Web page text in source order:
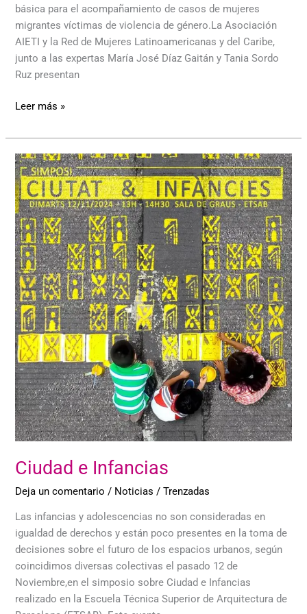
básica para el acompañamiento de casos de mujeres
migrantes víctimas de violencia de género.La Asociación
AIETI y la Red de Mujeres Latinoamericanas y del Caribe,
junto a las expertas María José Díaz Gaitán y Tania Sordo
Ruz presentan
Leer más »
Ciudad e Infancias
Deja un comentario / Noticias /Trenzadas
Las infancias y adolescencias no son consideradas en
igualdad de derechos y están poco presentes en la toma de
decisiones sobre el futuro de los espacios urbanos, según
coincidimos diversas colectivas el pasado 12 de
Noviembre,en el simposio sobre Ciudad e Infancias
realizado en la Escuela Técnica Superior de Arquitectura de
Ciudad
e
Infancias